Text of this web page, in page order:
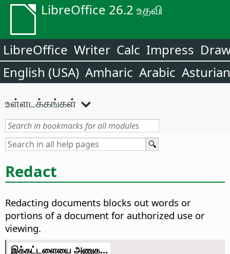
LibreOffice 26.2 உதவி
LibreOffice Writer Calc Impress
English (USA) Amharic Arabic Asturian
உள்ளடக்கங்கள்
Redact
Redacting documents blocks out words or
portions of a document for authorized use or
viewing.
இக்கட்டளையை அணுக...